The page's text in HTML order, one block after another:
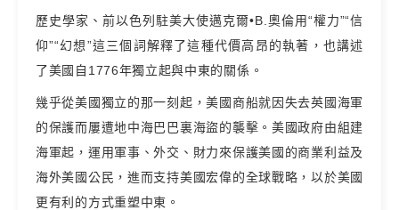
歷史學家、前以色列駐美大使邁克爾•B.奧倫用“權力”“信
仰”“幻想”這三個詞解釋了這種代價高昂的執著，也講述
了美國自1776年獨立起與中東的關係。
幾乎從美國獨立的那一刻起，美國商船就因失去英國海軍
的保護而屢遭地中海巴巴裏海盜的襲擊。美國政府由組建
海軍起，運用軍事、外交、財力來保護美國的商業利益及
海外美國公民，進而支持美國宏偉的全球戰略，以於美國
更有利的方式重塑中東。